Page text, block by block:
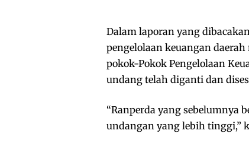
Dalam laporan yang
pengelolaan keuangan
pokok-Pokok Pengelolaan
undang telah diganti dan
“Ranperda yang sebelumnya
undangan yang lebih tinggi,”